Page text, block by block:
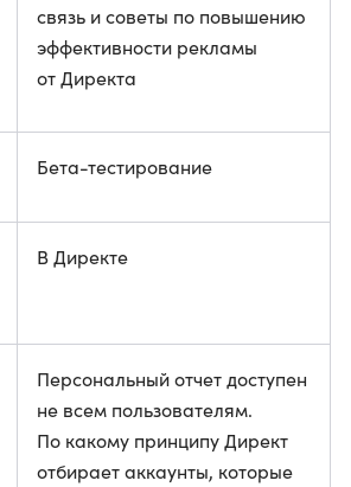
связь и советы по повышению
эффективности рекламы
от Директа
Бета-тестирование
В Директе
Персональный отчет доступен
не всем пользователям.
По какому принципу Директ
отбирает аккаунты, которые